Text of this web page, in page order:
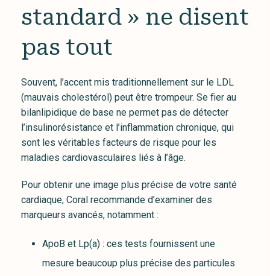
standard » ne disent
pas tout
Souvent, l’accent mis traditionnellement sur le LDL
(mauvais cholestérol) peut être trompeur. Se fier au
bilanlipidique de base ne permet pas de détecter
l’insulinorésistance et l’inflammation chronique, qui
sont les véritables facteurs de risque pour les
maladies cardiovasculaires liés à l’âge.
Pour obtenir une image plus précise de votre santé
cardiaque, Coral recommande d’examiner des
marqueurs avancés, notamment :
ApoB et Lp(a) : ces tests fournissent une
mesure beaucoup plus précise des particules